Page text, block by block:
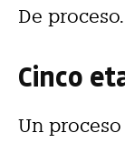
De proceso.
Cinco
Un